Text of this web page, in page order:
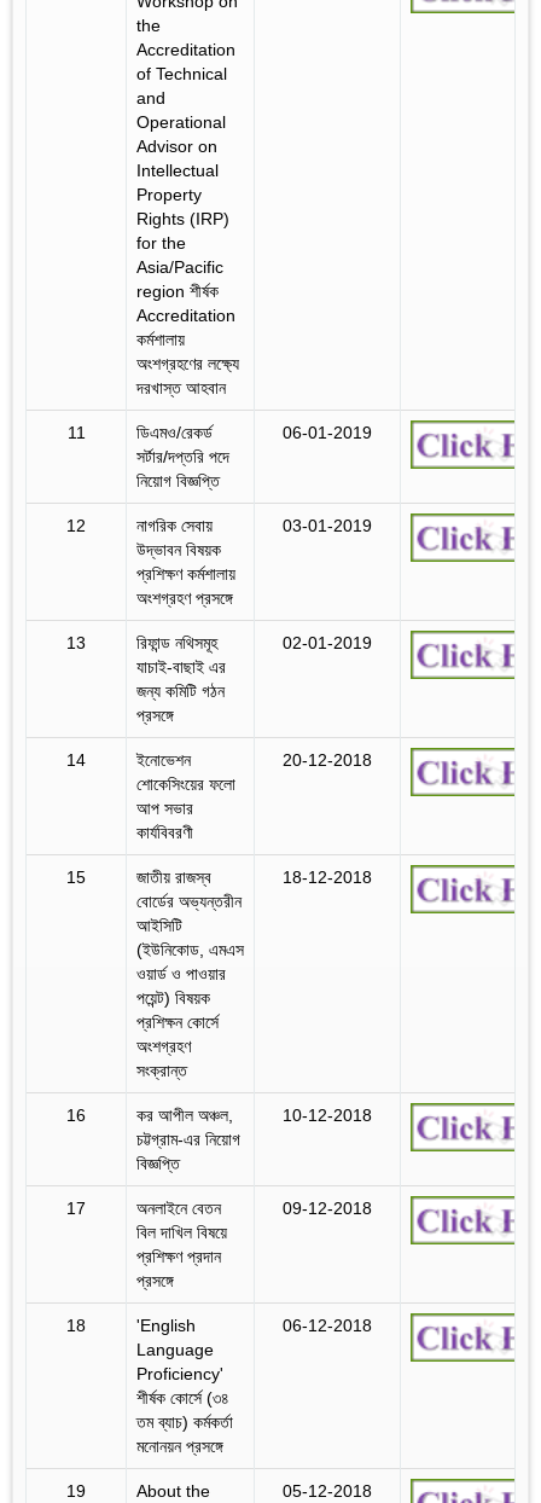
the
Accreditation
of Technical
and
Operational
Advisor on
Intellectual
Property
Rights (IRP)
for the
Asia/Pacific
region শীর্ষক
Accreditation
কর্মশালায়
অংশগ্রহণের লক্ষ্যে
দরখাস্ত আহবান
11
ডিএমও/রেকর্ড
সর্টার/দপ্তরি পদে
নিয়োগ বিজ্ঞপ্তি
06-01-2019
12
নাগরিক সেবায়
উদ্ভাবন বিষয়ক
প্রশিক্ষণ কর্মশালায়
অংশগ্রহণ প্রসঙ্গে
03-01-2019
13
রিফান্ড নথিসমূহ
যাচাই-বাছাই এর
জন্য কমিটি গঠন
প্রসঙ্গে
02-01-2019
14
ইনোভেশন
শোকেসিংয়ের ফলো
আপ সভার
কার্যবিবরণী
20-12-2018
15
জাতীয় রাজস্ব
বোর্ডের অভ্যন্তরীন
আইসিটি
(ইউনিকোড, এমএস
ওয়ার্ড ও পাওয়ার
পয়েন্ট) বিষয়ক
প্রশিক্ষন কোর্সে
অংশগ্রহণ
সংক্রান্ত
18-12-2018
16
কর আপীল অঞ্চল,
চট্টগ্রাম-এর নিয়োগ
বিজ্ঞপ্তি
10-12-2018
17
অনলাইনে বেতন
বিল দাখিল বিষয়ে
প্রশিক্ষণ প্রদান
প্রসঙ্গে
09-12-2018
18
'English
Language
Proficiency'
শীর্ষক কোর্সে (৩৪
তম ব্যাচ) কর্মকর্তা
মনোনয়ন প্রসঙ্গে
06-12-2018
19
About the
05-12-2018